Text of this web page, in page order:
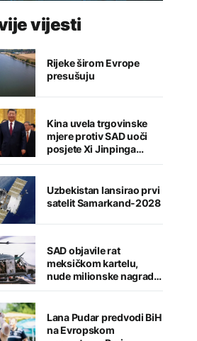
vijesti
Rijeke širom Evrope
presušuju
Kina uvela trgovinske
mjere protiv SAD uoči
posjete Xi Jinpinga
Washingtonu
Uzbekistan lansirao prvi
satelit Samarkand-2028
SAD objavile rat
meksičkom kartelu,
nude milionske nagrade
za informacije
Lana Pudar predvodi BiH
na Evropskom